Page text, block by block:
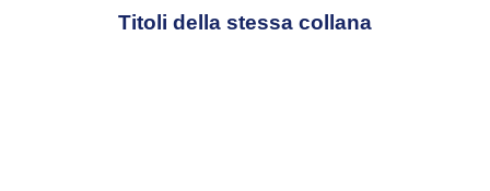
Titoli della stessa collana